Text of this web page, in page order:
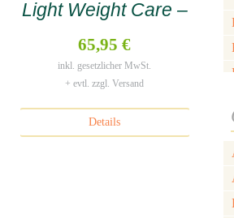
Light Weight Care –
65,95 €
inkl. gesetzlicher MwSt.
+ evtl. zzgl. Versand
Details